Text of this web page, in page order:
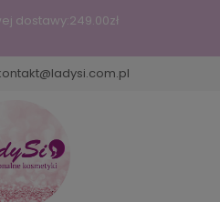
dostawy:249.00zł
Zaloguj się
konto